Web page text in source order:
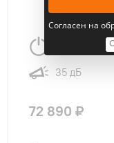
35 дБ
72 890 ₽
Согласен на